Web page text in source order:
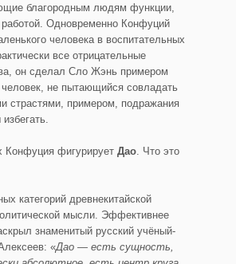
благородным людям функции,
работой. Одновременно Конфуций
человека в воспитательных
все отрицательные
он сделал Сло Жэнь примером
человек, не пытающийся совладать
страстями, примером, подражания
Конфуция фигурирует Дао. Что это
категорий древнекитайской
мысли. Эффективнее
знаменитый русский учёный-
«Дао — есть сущность,